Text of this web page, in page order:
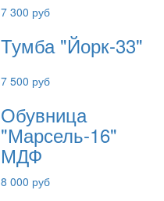
7 300 руб
Тумба "Йорк-33"
7 500 руб
Обувница
"Марсель-16"
МДФ
8 000 руб